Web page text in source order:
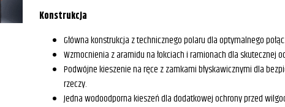
Konstrukcja
Główna konstrukcja z technicznego polaru dla optymalnego
Wzmocnienia z aramidu na łokciach i ramionach dla skutecznej
Podwójne kieszenie na ręce z zamkami błyskawicznymi dla
rzeczy.
Jedna wodoodporna kieszeń dla dodatkowej ochrony przed